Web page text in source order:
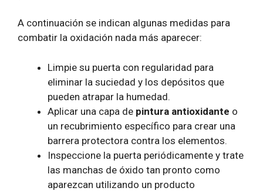
A continuación se indican algunas medidas para
combatir la oxidación nada más aparecer:
Limpie su puerta con regularidad para
eliminar la suciedad y los depósitos que
pueden atrapar la humedad.
Aplicar una capa de pintura antioxidante o
un recubrimiento específico para crear una
barrera protectora contra los elementos.
Inspeccione la puerta periódicamente y trate
las manchas de óxido tan pronto como
aparezcan utilizando un producto